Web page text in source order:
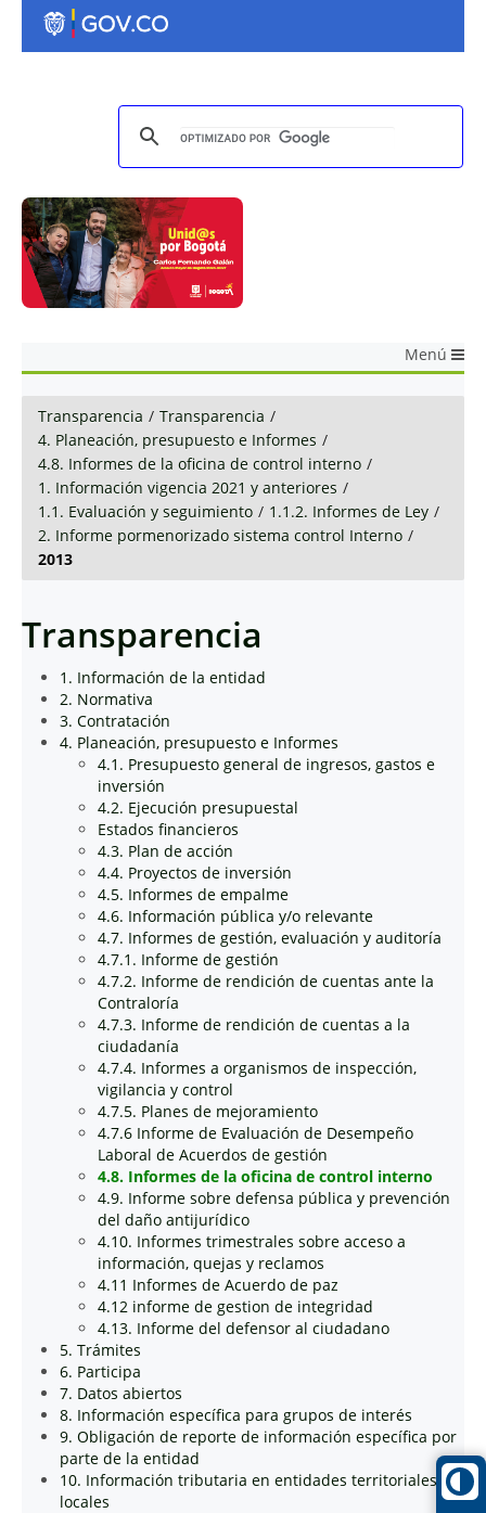
Menú
Transparencia / Transparencia /
4. Planeación, presupuesto e Informes /
4.8. Informes de la oficina de control interno /
1. Información vigencia 2021 y anteriores /
1.1. Evaluación y seguimiento / 1.1.2. Informes de Ley /
2. Informe pormenorizado sistema control Interno /
2013
Transparencia
1. Información de la entidad
2. Normativa
3. Contratación
4. Planeación, presupuesto e Informes
4.1. Presupuesto general de ingresos, gastos e
inversión
4.2. Ejecución presupuestal
Estados financieros
4.3. Plan de acción
4.4. Proyectos de inversión
4.5. Informes de empalme
4.6. Información pública y/o relevante
4.7. Informes de gestión, evaluación y auditoría
4.7.1. Informe de gestión
4.7.2. Informe de rendición de cuentas ante la
Contraloría
4.7.3. Informe de rendición de cuentas a la
ciudadanía
4.7.4. Informes a organismos de inspección,
vigilancia y control
4.7.5. Planes de mejoramiento
4.7.6 Informe de Evaluación de Desempeño
Laboral de Acuerdos de gestión
4.8. Informes de la oficina de control interno
4.9. Informe sobre defensa pública y prevención
del daño antijurídico
4.10. Informes trimestrales sobre acceso a
información, quejas y reclamos
4.11 Informes de Acuerdo de paz
4.12 informe de gestion de integridad
4.13. Informe del defensor al ciudadano
5. Trámites
6. Participa
7. Datos abiertos
8. Información específica para grupos de interés
9. Obligación de reporte de información específica por
parte de la entidad
10. Información tributaria en entidades territoriales
locales